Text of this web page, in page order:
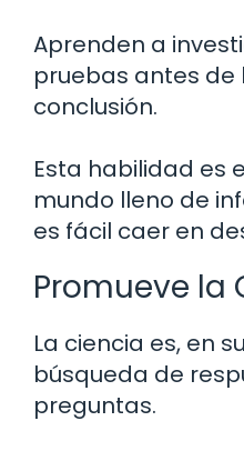
Aprenden a
pruebas antes de
conclusión.
Esta habilidad es
mundo lleno de
es fácil caer en
Promueve la
La ciencia es, en
búsqueda de
preguntas.